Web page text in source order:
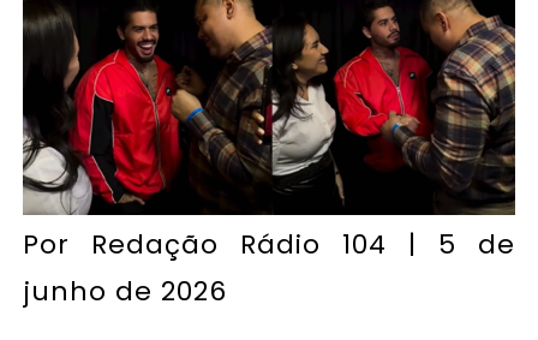
Por Redação Rádio 104 | 5 de
junho de 2026